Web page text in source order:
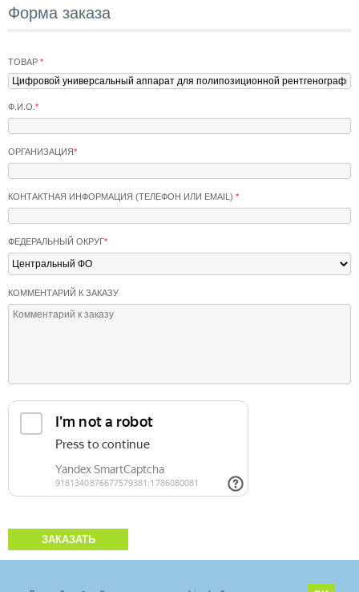
Форма заказа
ТОВАР *
Ф.И.О. *
ОРГАНИЗАЦИЯ*
КОНТАКТНАЯ ИНФОРМАЦИЯ (ТЕЛЕФОН ИЛИ EMAIL) *
ФЕДЕРАЛЬНЫЙ ОКРУГ*
КОММЕНТАРИЙ К ЗАКАЗУ
ЗАКАЗАТЬ